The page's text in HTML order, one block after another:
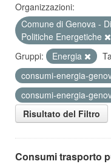
Organizzazioni:
Comune di Genova -
Politiche Energetiche
Gruppi:
Energia
consumi-energia-
consumi-energia-
Risultato del Filtro
Consumi trasporto